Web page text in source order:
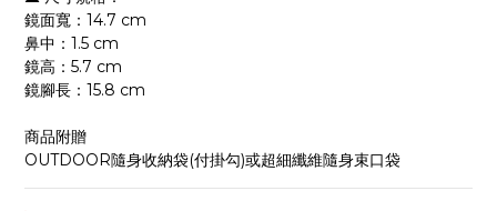
鏡面寬：14.7 cm
鼻中：1.5 cm
鏡高：5.7 cm
鏡腳長：15.8 cm
商品附贈
OUTDOOR隨身收納袋(付掛勾)或超細纖維隨身束口袋